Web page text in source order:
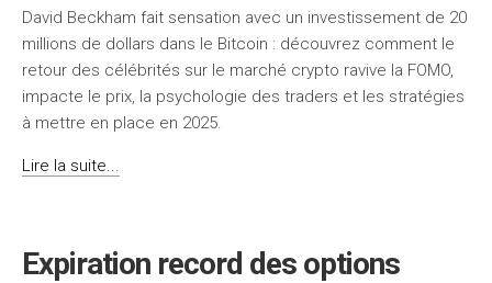
David Beckham fait sensation avec un investissement de 20
millions de dollars dans le Bitcoin : découvrez comment le
retour des célébrités sur le marché crypto ravive la FOMO,
impacte le prix, la psychologie des traders et les stratégies
à mettre en place en 2025.
Lire la suite...
Expiration record des options